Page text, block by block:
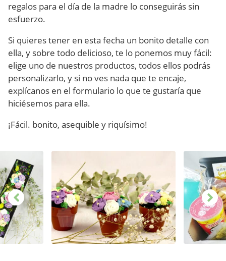
regalos para el día de la madre lo conseguirás sin
esfuerzo.
Si quieres tener en esta fecha un bonito detalle con
ella, y sobre todo delicioso, te lo ponemos muy fácil:
elige uno de nuestros productos, todos ellos podrás
personalizarlo, y si no ves nada que te encaje,
explícanos en el formulario lo que te gustaría que
hiciésemos para ella.
¡Fácil. bonito, asequible y riquísimo!